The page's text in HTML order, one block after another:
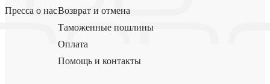
Пресса о насВозврат и отмена
Таможенные пошлины
Оплата
Помощь и контакты